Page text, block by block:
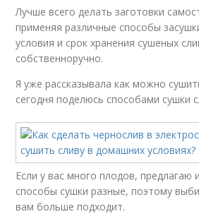
Лучше всего делать заготовки
применяя различные способы
условия и срок хранения сушеных
собственноручно.
Я уже рассказывала как можно
сегодня поделюсь способами сушки
Если у вас много плодов, предлагаю
способы сушки разные, поэтому
вам больше подходит.